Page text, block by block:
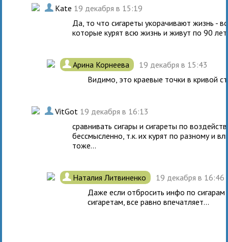
. Kate 19 декабря в 15:19
Да, то что сигареты укорачивают жизнь -
которые курят всю жизнь и живут по 90
. Арина Корнеева
19 декабря в 15:43
Видимо, это краевые точки в кривой
. VitGot 19 декабря в 16:13
сравнивать сигары и сигареты по
бессмысленно, т.к. их курят по разному и
тоже...
. Наталия Литвиненко
19 декабря в 16:46
Даже если отбросить инфо по
сигаретам, все равно впечатляет...